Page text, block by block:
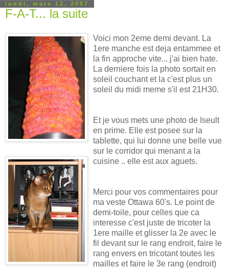
lundi, mars 12, 2007
F-A-T... la suite
Voici mon 2eme demi devant. La
1ere manche est deja entammee et
la fin approche vite... j'ai bien hate.
La derniere fois la photo sortait en
soleil couchant et la c'est plus un
soleil du midi meme s'il est 21H30.
Et je vous mets une photo de Iseult
en prime. Elle est posee sur la
tablette, qui lui donne une belle vue
sur le corridor qui menant a la
cuisine .. elle est aux aguets.
Merci pour vos commentaires pour
ma veste Ottawa 60's. Le point de
demi-toile, pour celles que ca
interesse c'est juste de tricoter la
1ere maille et glisser la 2e avec le
fil devant sur le rang endroit, faire le
rang envers en tricotant toutes les
mailles et faire le 3e rang (endroit)